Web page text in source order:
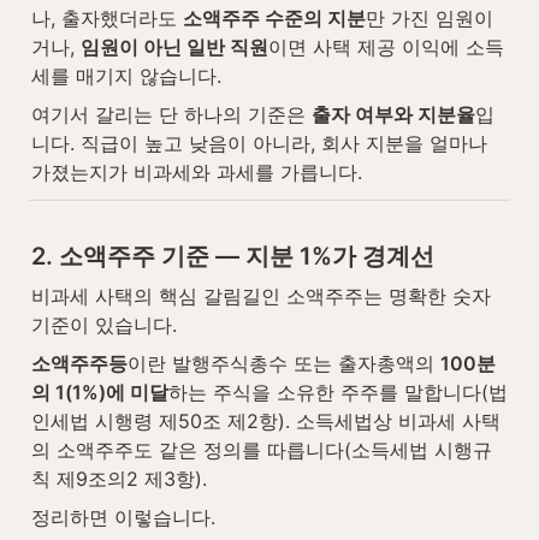
나, 출자했더라도 소액주주 수준의 지분만 가진 임원이
거나, 임원이 아닌 일반 직원이면 사택 제공 이익에 소득
세를 매기지 않습니다.
여기서 갈리는 단 하나의 기준은 출자 여부와 지분율입
니다. 직급이 높고 낮음이 아니라, 회사 지분을 얼마나
가졌는지가 비과세와 과세를 가릅니다.
2. 소액주주 기준 — 지분 1%가 경계선
비과세 사택의 핵심 갈림길인 소액주주는 명확한 숫자
기준이 있습니다.
소액주주등이란 발행주식총수 또는 출자총액의 100분
의 1(1%)에 미달하는 주식을 소유한 주주를 말합니다(법
인세법 시행령 제50조 제2항). 소득세법상 비과세 사택
의 소액주주도 같은 정의를 따릅니다(소득세법 시행규
칙 제9조의2 제3항).
정리하면 이렇습니다.